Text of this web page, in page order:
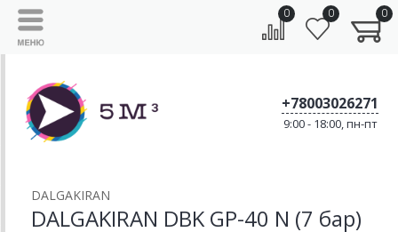
0 0 0
+78003026271
9:00 - 18:00, пн-пт
DALGAKIRAN
DALGAKIRAN DBK GP-40 N (7 бар)